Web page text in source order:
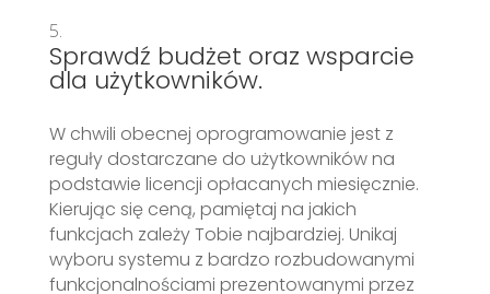
Sprawdź budżet oraz wsparcie
dla użytkowników.
W chwili obecnej oprogramowanie jest z
reguły dostarczane do użytkowników na
podstawie licencji opłacanych miesięcznie.
Kierując się ceną, pamiętaj na jakich
funkcjach zależy Tobie najbardziej. Unikaj
wyboru systemu z bardzo rozbudowanymi
funkcjonalnościami prezentowanymi przez